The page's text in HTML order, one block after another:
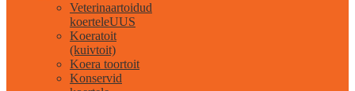
Veterinaartoidud
koerteleUUS
Koeratoit
(kuivtoit)
Koera toortoit
Konservid